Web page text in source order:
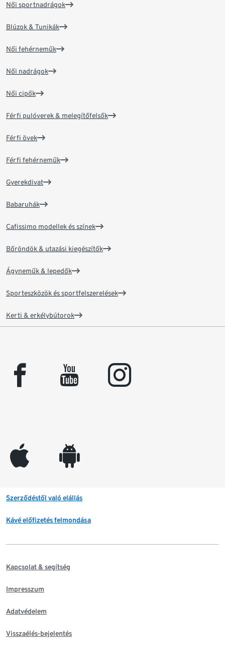
Női sportnadrágok
Blúzok & Tunikák
Női fehérneműk
Női nadrágok
Női cipők
Férfi pulóverek & melegítőfelsők
Férfi övek
Férfi fehérneműk
Gyerekdivat
Babaruhák
Cafissimo modellek és színek
Bőröndök & utazási kiegészítők
Ágyneműk & lepedők
Sporteszközök és sportfelszerelések
Kerti & erkélybútorok
facebook youtube instagram
appleinc android
Szerződéstől való elállás
Kávé előfizetés felmondása
Kapcsolat & segítség
Impresszum
Adatvédelem
Visszaélés-bejelentés